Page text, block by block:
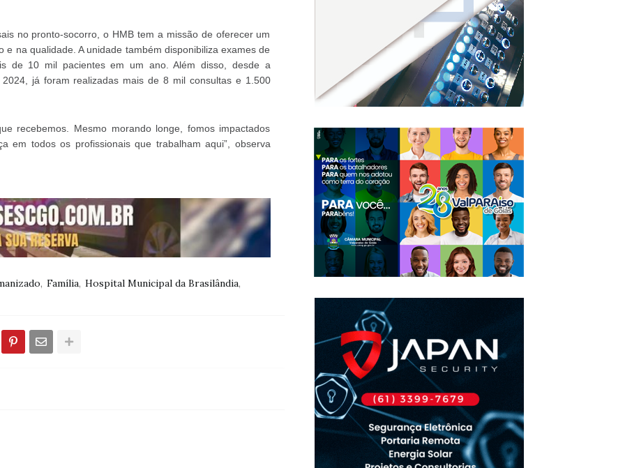
no pronto-socorro, o HMB tem a missão de oferecer um
na qualidade. A unidade também disponibiliza exames de
de 10 mil pacientes em um ano. Além disso, desde a
já foram realizadas mais de 8 mil consultas e 1.500
recebemos. Mesmo morando longe, fomos impactados
em todos os profissionais que trabalham aqui”, observa
Família Hospital Municipal da Brasilândia